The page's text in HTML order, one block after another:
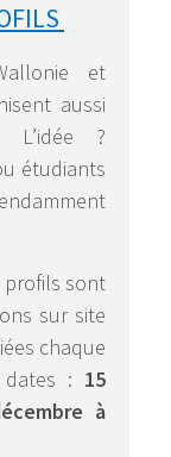
et
aussi
L’idée ?
étudiants
profils sont
sur site
chaque
: 15
à